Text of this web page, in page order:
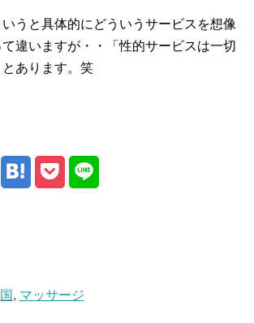
いうと具体的にどういうサービスを想像
違いますが・・「性的サービスは一切
あります。笑
, マッサージ